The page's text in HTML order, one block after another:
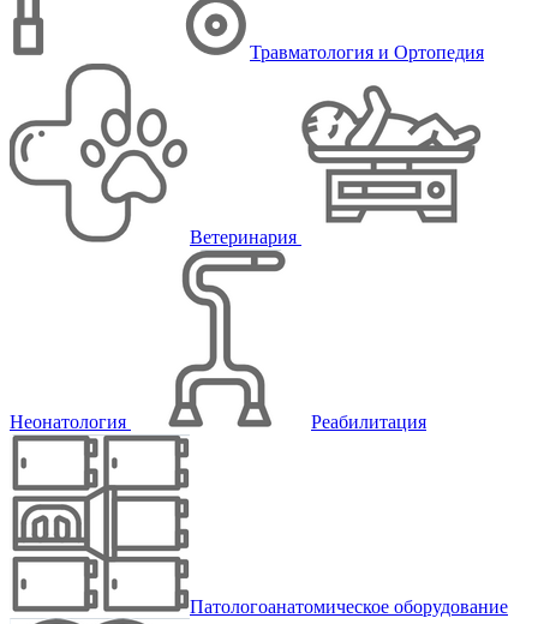
Травматология и Ортопедия
Ветеринария
Неонатология Реабилитация
Патологоанатомическое оборудование